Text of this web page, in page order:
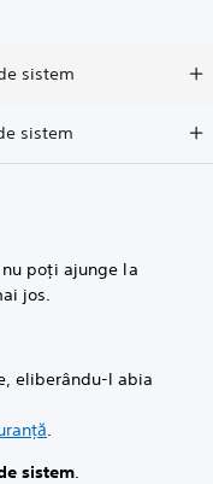
sistem
sistem
poți ajunge la
jos.
eliberându-l abia
sistem